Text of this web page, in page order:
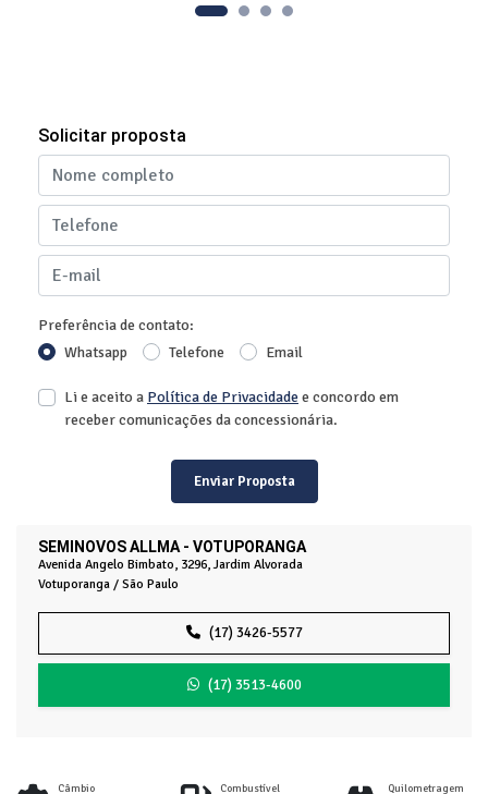
SEMINOVOS ALLMA - VOTUPORANGA
Avenida Angelo Bimbato, 3296, Jardim Alvorada
Votuporanga / São Paulo
(17) 3426-5577
(17) 3513-4600
Solicitar proposta
Preferência de contato:
Whatsapp
Telefone Email
Li e aceito a Política de Privacidadee concordo em
receber comunicações da concessionária.
Enviar Proposta
Câmbio Combustível Quilometragem